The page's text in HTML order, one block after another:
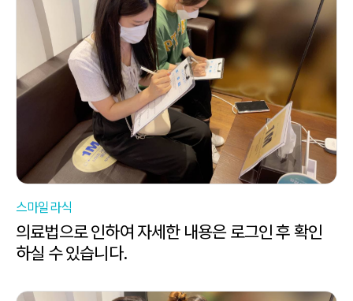
스마일라식
의료법으로 인하여 자세한 내용은 로그인 후 확인
하실 수 있습니다.